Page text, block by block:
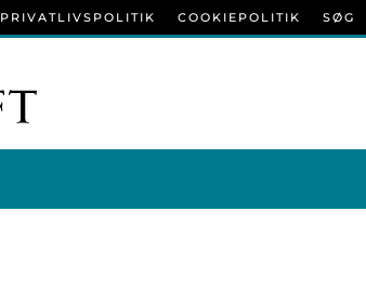
PRIVATLIVSPOLITIK COOKIEPOLITIK SØG